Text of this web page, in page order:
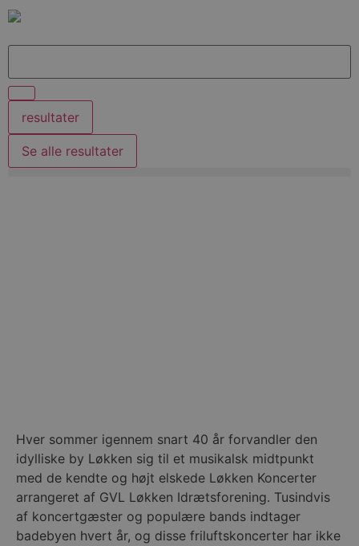
resultater
Se alle resultater
Hver sommer igennem snart 40 år forvandler den
idylliske by Løkken sig til et musikalsk midtpunkt
med de kendte og højt elskede Løkken Koncerter
arrangeret af GVL Løkken Idrætsforening. Tusindvis
af koncertgæster og populære bands indtager
badebyen hvert år, og disse friluftskoncerter har ikke